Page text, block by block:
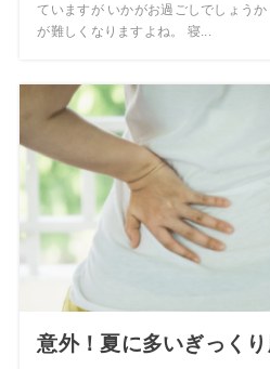
ていますが いかがお過ごしでしょう
が難しくなりますよね。 寝...
意外！夏に多いぎっくり